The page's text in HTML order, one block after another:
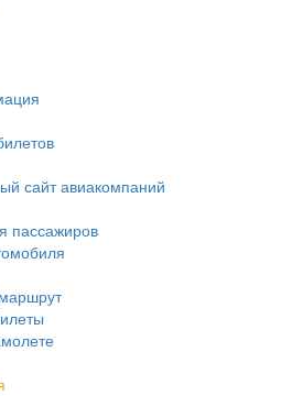
сайт авиакомпаний
пассажиров